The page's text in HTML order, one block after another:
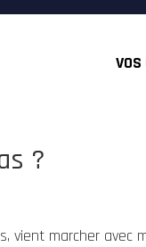
VOS
?
vient marcher avec